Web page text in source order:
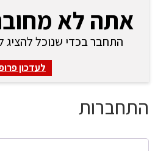
אתה לא
התחבר בכדי שנוכל להציג
לעדכון
התחברות